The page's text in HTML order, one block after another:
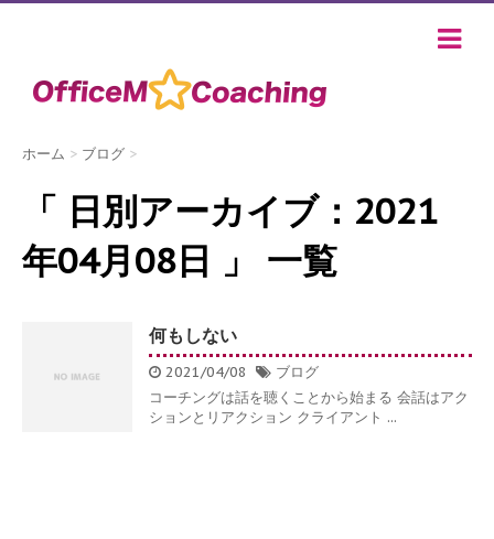
ホーム > ブログ >
「 日別アーカイブ：2021
年04月08日 」 一覧
何もしない
2021/04/08
ブログ
コーチングは話を聴くことから始まる 会話はアク
ションとリアクション クライアント ...